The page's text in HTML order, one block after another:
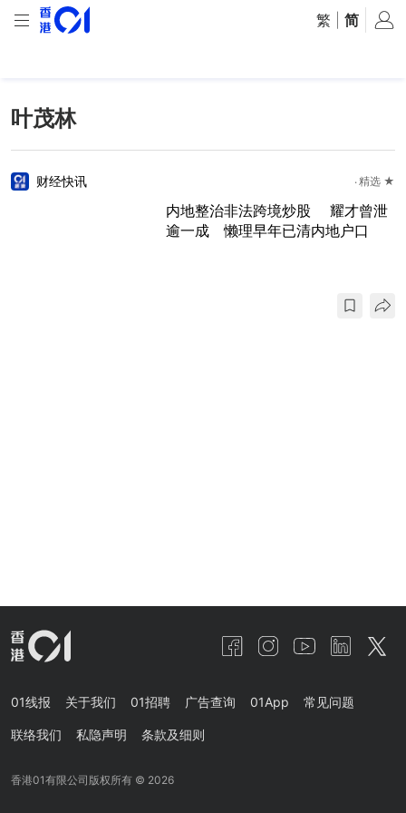
繁 简
叶茂林
财经快讯 精选 ★
内地整治非法跨境炒股 耀才曾泄
逾一成 懒理早年已清内地户口
01线报 关于我们 01招聘 广告查询 01App 常见问题
联络我们 私隐声明 条款及细则
香港01有限公司版权所有 © 2026